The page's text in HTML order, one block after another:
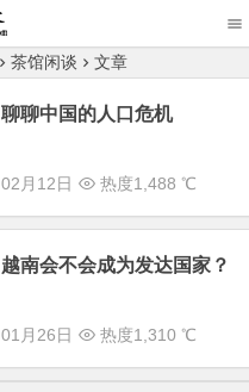
茶馆闲谈 文章
聊聊中国的人口危机
02月12日 热度1,488 ℃
越南会不会成为发达国家？
01月26日 热度1,310 ℃